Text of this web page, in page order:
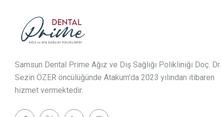
Samsun Dental Prime Ağız ve Diş Sağlığı Polikliniği Doç. Dr.
Sezin ÖZER öncülüğünde Atakum'da 2023 yılından itibaren
hizmet vermektedir.